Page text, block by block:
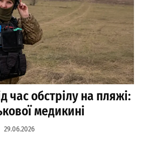
час обстрілу на пляжі:
медикині
29.06.2026